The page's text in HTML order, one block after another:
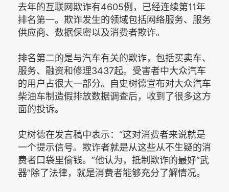
去年的互联网欺诈有4605例，已经连续第11年
排名第一。欺诈发生的领域包括网络服务、服务
供应商、数据保密以及消费者欺诈。
排名第二的是与汽车有关的欺诈，包括买卖车、
服务、融资和修理3437起。受害者中大众汽车
的用户占很大一部分。自史树德宣布对大众汽车
柴油车制造假排放数据调查后，收到了很多这方
面的投诉。
史树德在发言稿中表示：“这对消费者来说就是
一个提示信号。欺诈者就是从这些从不生疑的消
费者口袋里偷钱。”他认为，抵制欺诈的最好“武
器”除了法律，就是消费者能够充分了解情况。